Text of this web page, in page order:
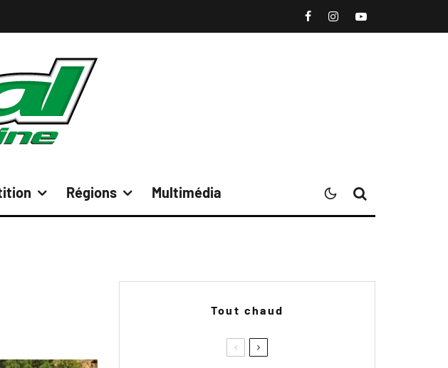
Régions Multimédia
Tout chaud